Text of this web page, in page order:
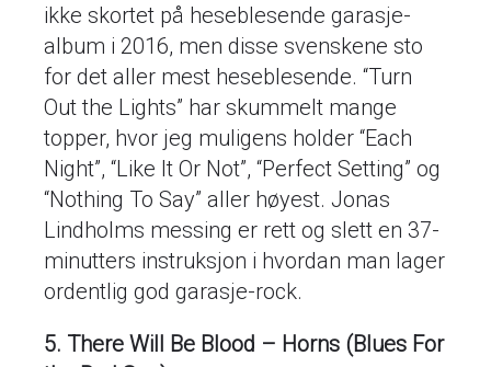
ikke skortet på heseblesende garasje-
album i 2016, men disse svenskene sto
for det aller mest heseblesende. “Turn
Out the Lights” har skummelt mange
topper, hvor jeg muligens holder “Each
Night”, “Like It Or Not”, “Perfect Setting” og
“Nothing To Say” aller høyest. Jonas
Lindholms messing er rett og slett en 37-
minutters instruksjon i hvordan man lager
ordentlig god garasje-rock.
5. There Will Be Blood – Horns (Blues For